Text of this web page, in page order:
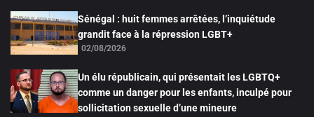
Sénégal : huit femmes arrêtées, l’inquiétude
grandit face à la répression LGBT+
02/08/2026
Un élu républicain, qui présentait les LGBTQ+
comme un danger pour les enfants, inculpé pour
sollicitation sexuelle d’une mineure